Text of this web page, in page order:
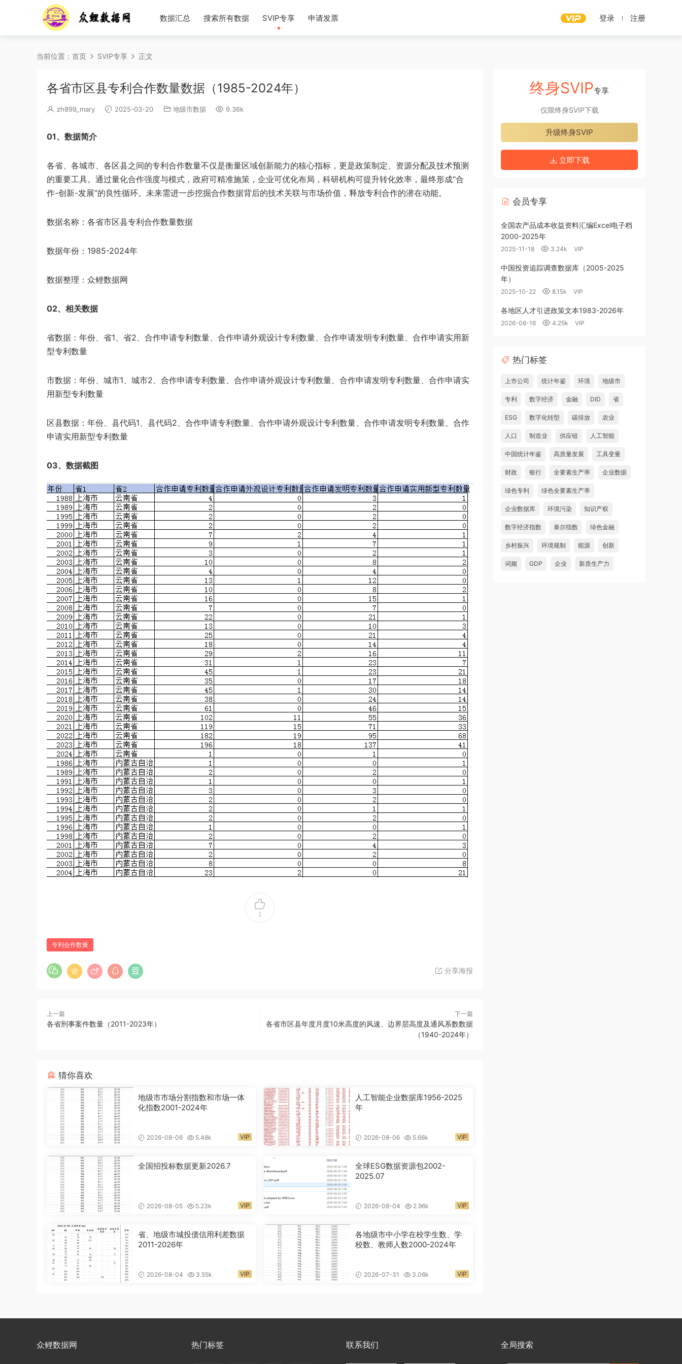
数据汇总 搜索所有数据 SVIP专享 申请发票 登录 注册
当前位置： 首页 SVIP专享 正文
各省市区县专利合作数量数据（1985-2024年）
zh899_mary 2025-03-20 地级市数据 9.36k
01、数据简介
各省、各城市、各区县之间的专利合作数量不仅是衡量区域创新能力的核心指标，更是政策制定、资源分配及技术预测
的重要工具。通过量化合作强度与模式，政府可精准施策，企业可优化布局，科研机构可提升转化效率，最终形成“合
作-创新-发展”的良性循环。未来需进一步挖掘合作数据背后的技术关联与市场价值，释放专利合作的潜在动能。
数据名称：各省市区县专利合作数量数据
数据年份：1985-2024年
数据整理：众鲤数据网
02、相关数据
省数据：年份、省1、省2、合作申请专利数量、合作申请外观设计专利数量、合作申请发明专利数量、合作申请实用新
型专利数量
市数据：年份、城市1、城市2、合作申请专利数量、合作申请外观设计专利数量、合作申请发明专利数量、合作申请实
用新型专利数量
区县数据：年份、县代码1、县代码2、合作申请专利数量、合作申请外观设计专利数量、合作申请发明专利数量、合作
申请实用新型专利数量
03、数据截图
1
专利合作数量
分享海报
上一篇
各省刑事案件数量（2011-2023年）
下一篇
各省市区县年度月度10米高度的风速、边界层高度及通风系数数据
（1940-2024年）
猜你喜欢
地级市市场分割指数和市场一体
化指数2001-2024年
2026-08-06 5.48k VIP
人工智能企业数据库1956-2025
年
2026-08-06 5.66k VIP
全国招投标数据更新2026.7
2026-08-05 5.23k VIP
全球ESG数据资源包2002-
2025.07
2026-08-04 2.96k VIP
省、地级市城投债信用利差数据
2011-2026年
2026-08-04 3.55k VIP
各地级市中小学在校学生数、学
校数、教师人数2000-2024年
2026-07-31 3.06k VIP
终身SVIP专享
仅限终身SVIP下载
升级终身SVIP
立即下载
会员专享
全国农产品成本收益资料汇编Excel电子档
2000-2025年
2025-11-18 3.24k VIP
中国投资追踪调查数据库（2005-2025
年）
2025-10-22 8.15k VIP
各地区人才引进政策文本1983-2026年
2026-06-16 4.25k VIP
热门标签
上市公司 统计年鉴 环境 地级市
专利 数字经济 金融 DID 省
ESG 数字化转型 碳排放 农业
人口 制造业 供应链 人工智能
中国统计年鉴 高质量发展 工具变量
财政 银行 全要素生产率 企业数据
绿色专利 绿色全要素生产率
企业数据库 环境污染 知识产权
数字经济指数 泰尔指数 绿色金融
乡村振兴 环境规制 能源 创新
词频 GDP 企业 新质生产力
众鲤数据网 热门标签 联系我们 全局搜索